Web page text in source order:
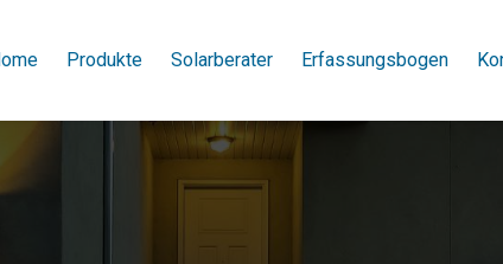
Produkte Solarberater Erfassungsbogen